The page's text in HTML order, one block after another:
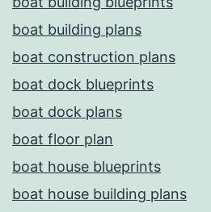
boat building plans
boat construction plans
boat dock blueprints
boat dock plans
boat floor plan
boat house blueprints
boat house building plans